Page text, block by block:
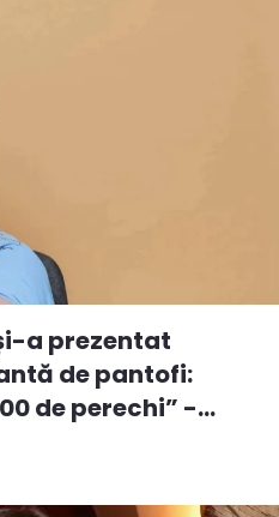
a prezentat
de pantofi:
de perechi” -